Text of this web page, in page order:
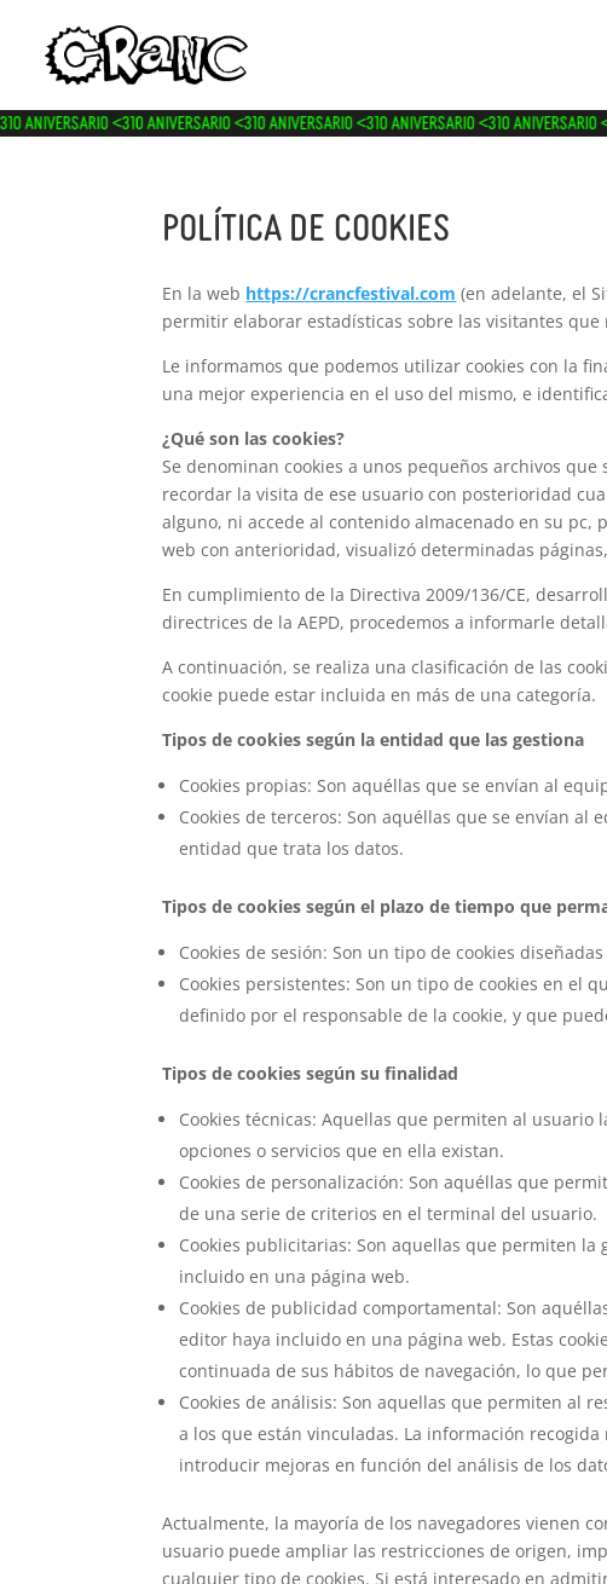
<310 ANIVERSARIO <310 ANIVERSARIO <310 ANIVERSARIO <310 ANIVERSARIO <310
Política de cookies
En la web https://crancfestival.com (en adelante, el
permitir elaborar estadísticas sobre las visitantes que
Le informamos que podemos utilizar cookies con la
una mejor experiencia en el uso del mismo, e
¿Qué son las cookies?
Se denominan cookies a unos pequeños archivos
recordar la visita de ese usuario con posterioridad
alguno, ni accede al contenido almacenado en su
web con anterioridad, visualizó determinadas
En cumplimiento de la Directiva 2009/136/CE,
directrices de la AEPD, procedemos a informarle
A continuación, se realiza una clasificación de las
cookie puede estar incluida en más de una categoría.
Tipos de cookies según la entidad que las gestiona
Cookies propias: Son aquéllas que se envían al
Cookies de terceros: Son aquéllas que se envían
entidad que trata los datos.
Tipos de cookies según el plazo de tiempo que
Cookies de sesión: Son un tipo de cookies
Cookies persistentes: Son un tipo de cookies en el
definido por el responsable de la cookie, y que
Tipos de cookies según su finalidad
Cookies técnicas: Aquellas que permiten al
opciones o servicios que en ella existan.
Cookies de personalización: Son aquéllas que
de una serie de criterios en el terminal del usuario.
Cookies publicitarias: Son aquellas que permiten
incluido en una página web.
Cookies de publicidad comportamental: Son
editor haya incluido en una página web. Estas
continuada de sus hábitos de navegación, lo que
Cookies de análisis: Son aquellas que permiten al
a los que están vinculadas. La información
introducir mejoras en función del análisis de los
Actualmente, la mayoría de los navegadores vienen
usuario puede ampliar las restricciones de origen,
cualquier tipo de cookies. Si está interesado en